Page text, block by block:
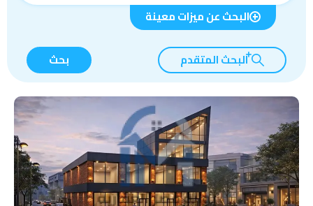
البحث عن ميزات معينة
البحث المتقدم بحث